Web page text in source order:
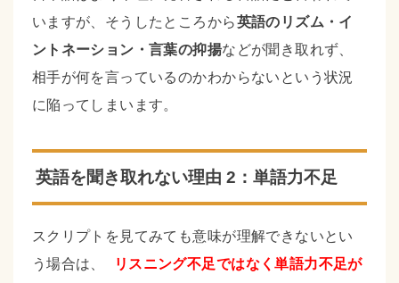
いますが、そうしたところから英語のリズム・イ
ントネーション・言葉の抑揚などが聞き取れず、
相手が何を言っているのかわからないという状況
に陥ってしまいます。
英語を聞き取れない理由 2：単語力不足
スクリプトを見てみても意味が理解できないとい
う場合は、
リスニング不足ではなく単語力不足が